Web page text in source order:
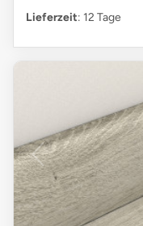
Lieferzeit: 12 Tage